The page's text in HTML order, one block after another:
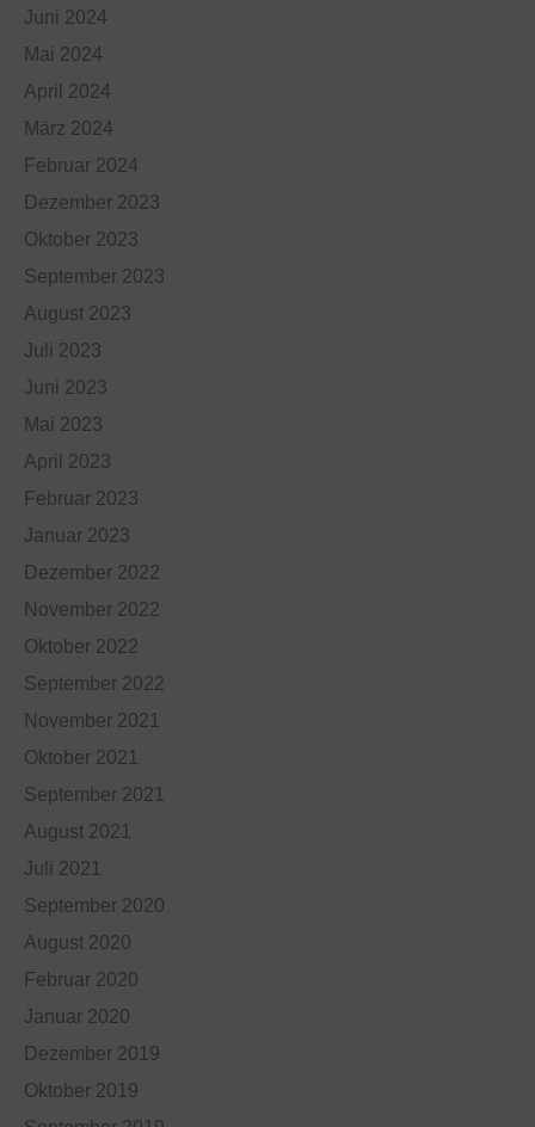
Juni 2024
Mai 2024
April 2024
März 2024
Februar 2024
Dezember 2023
Oktober 2023
September 2023
August 2023
Juli 2023
Juni 2023
Mai 2023
April 2023
Februar 2023
Januar 2023
Dezember 2022
November 2022
Oktober 2022
September 2022
November 2021
Oktober 2021
September 2021
August 2021
Juli 2021
September 2020
August 2020
Februar 2020
Januar 2020
Dezember 2019
Oktober 2019